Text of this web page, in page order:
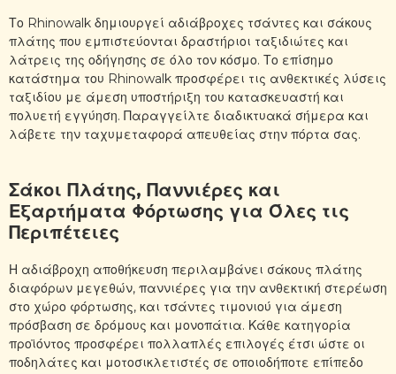
Το Rhinowalk δημιουργεί αδιάβροχες τσάντες και σάκους
πλάτης που εμπιστεύονται δραστήριοι ταξιδιώτες και
λάτρεις της οδήγησης σε όλο τον κόσμο. Το επίσημο
κατάστημα του Rhinowalk προσφέρει τις ανθεκτικές λύσεις
ταξιδίου με άμεση υποστήριξη του κατασκευαστή και
πολυετή εγγύηση. Παραγγείλτε διαδικτυακά σήμερα και
λάβετε την ταχυμεταφορά απευθείας στην πόρτα σας.
Σάκοι Πλάτης, Παννιέρες και
Εξαρτήματα Φόρτωσης για Όλες τις
Περιπέτειες
Η αδιάβροχη αποθήκευση περιλαμβάνει σάκους πλάτης
διαφόρων μεγεθών, παννιέρες για την ανθεκτική στερέωση
στο χώρο φόρτωσης, και τσάντες τιμονιού για άμεση
πρόσβαση σε δρόμους και μονοπάτια. Κάθε κατηγορία
προϊόντος προσφέρει πολλαπλές επιλογές έτσι ώστε οι
ποδηλάτες και μοτοσικλετιστές σε οποιοδήποτε επίπεδο